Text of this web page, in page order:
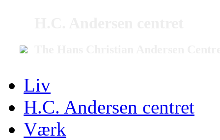
Liv
H.C. Andersen centret
Værk